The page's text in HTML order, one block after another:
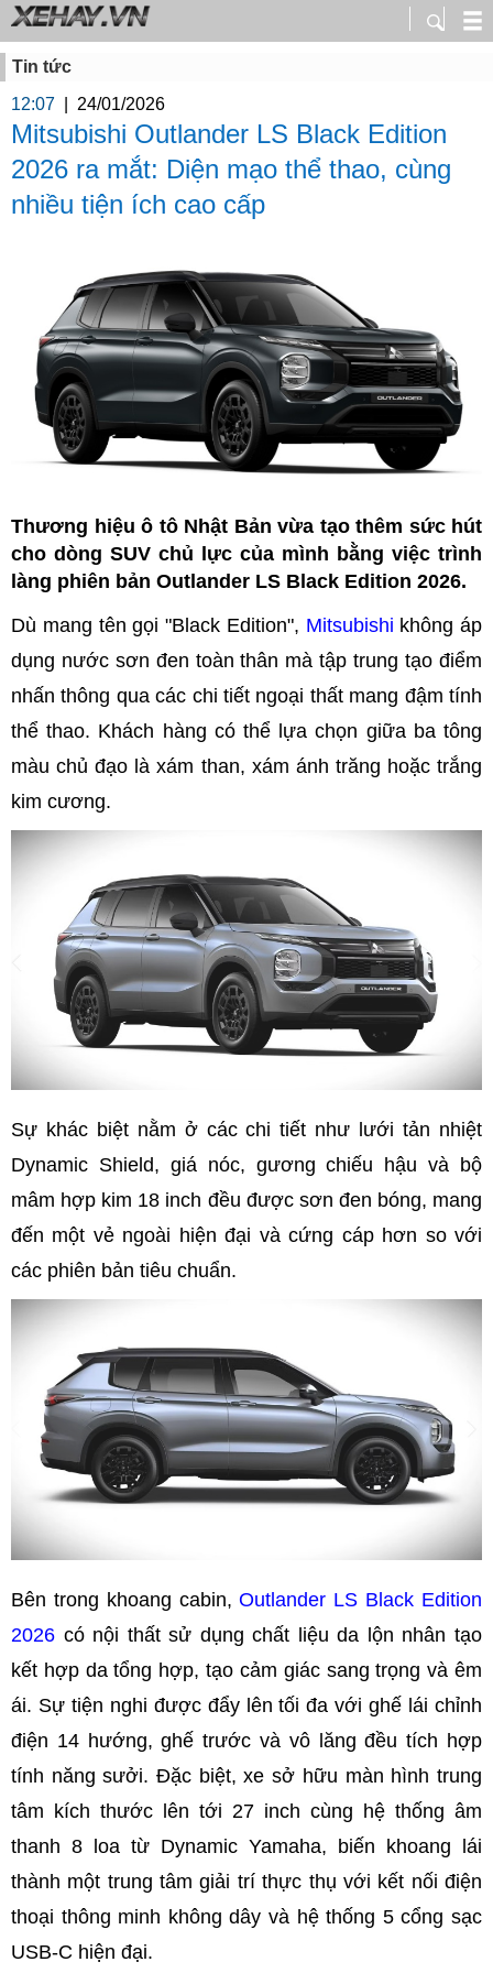
Tin tức
12:07
24/01/2026
Mitsubishi Outlander LS Black Edition
2026 ra mắt: Diện mạo thể thao, cùng
nhiều tiện ích cao cấp
Thương hiệu ô tô Nhật Bản vừa tạo thêm sức hút
cho dòng SUV chủ lực của mình bằng việc trình
làng phiên bản Outlander LS Black Edition 2026.
Dù mang tên gọi "Black Edition", Mitsubishi không áp
dụng nước sơn đen toàn thân mà tập trung tạo điểm
nhấn thông qua các chi tiết ngoại thất mang đậm tính
thể thao. Khách hàng có thể lựa chọn giữa ba tông
màu chủ đạo là xám than, xám ánh trăng hoặc trắng
kim cương.
Sự khác biệt nằm ở các chi tiết như lưới tản nhiệt
Dynamic Shield, giá nóc, gương chiếu hậu và bộ
mâm hợp kim 18 inch đều được sơn đen bóng, mang
đến một vẻ ngoài hiện đại và cứng cáp hơn so với
các phiên bản tiêu chuẩn.
Bên trong khoang cabin,Outlander LS Black Edition
2026 có nội thất sử dụng chất liệu da lộn nhân tạo
kết hợp da tổng hợp, tạo cảm giác sang trọng và êm
ái. Sự tiện nghi được đẩy lên tối đa với ghế lái chỉnh
điện 14 hướng, ghế trước và vô lăng đều tích hợp
tính năng sưởi. Đặc biệt, xe sở hữu màn hình trung
tâm kích thước lên tới 27 inch cùng hệ thống âm
thanh 8 loa từ Dynamic Yamaha, biến khoang lái
thành một trung tâm giải trí thực thụ với kết nối điện
thoại thông minh không dây và hệ thống 5 cổng sạc
USB-C hiện đại.